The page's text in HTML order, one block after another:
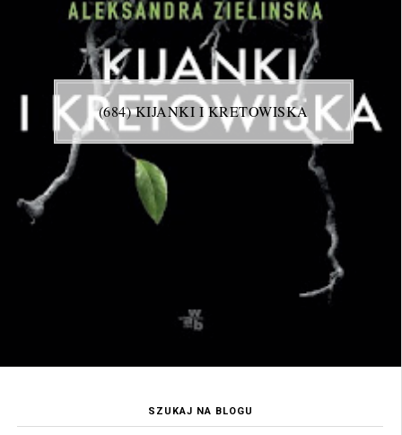
(684) KIJANKI I KRETOWISKA
SZUKAJ NA BLOGU